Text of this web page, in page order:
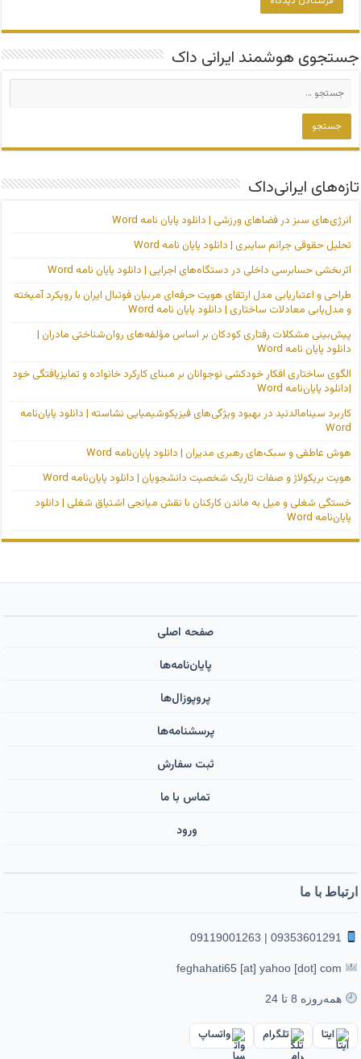
جستجوی هوشمند ایرانی داک
تازه‌های ایرانی‌داک
انرژی‌های سبز در فضاهای ورزشی | دانلود پایان نامه Word
تحلیل حقوقی جرائم سایبری | دانلود پایان نامه Word
اثربخشی حسابرسی داخلی در دستگاه‌های اجرایی | دانلود پایان نامه Word
طراحی و اعتباریابی مدل ارتقای هویت حرفه‌ای مربیان فوتبال ایران با رویکرد آمیخته
و مدل‌یابی معادلات ساختاری | دانلود پایان نامه Word
پیش‌بینی مشکلات رفتاری کودکان بر اساس مؤلفه‌های روان‌شناختی مادران |
دانلود پایان نامه Word
الگوی ساختاری افکار خودکشی نوجوانان بر مبنای کارکرد خانواده و تمایزیافتگی خود
|دانلود پایان‌نامه Word
کاربرد سینامالدئید در بهبود ویژگی‌های فیزیکوشیمیایی نشاسته | دانلود پایان‌نامه
Word
هوش عاطفی و سبک‌های رهبری مدیران | دانلود پایان‌نامه Word
هویت بریکولاژ و صفات تاریک شخصیت دانشجویان | دانلود پایان‌نامه Word
خستگی شغلی و میل به ماندن کارکنان با نقش میانجی اشتیاق شغلی | دانلود
پایان‌نامه Word
صفحه اصلی
پایان‌نامه‌ها
پروپوزال‌ها
پرسشنامه‌ها
ثبت سفارش
تماس با ما
ورود ‌
ارتباط با ما
همه‌روزه 8 تا 24
ایتا تلگرام واتساپ